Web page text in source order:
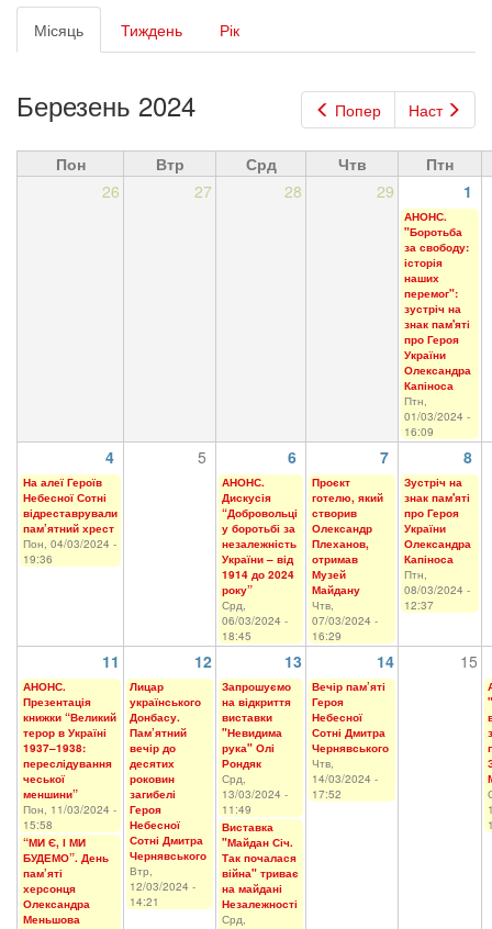
Первинні
вкладки
Місяць (активна
вкладка)
Тиждень Рік
Попер Наст
Березень 2024
Пон Втр Срд Чтв
Птн
26
27 28 29 1
АНОНС.
"Боротьба
за свободу:
історія
наших
перемог":
зустріч на
знак пам'яті
про Героя
України
Олександра
Капіноса
Птн,
01/03/2024 -
16:09
4 5 6 7 8
На алеї Героїв
Небесної Сотні
відреставрували
пам’ятний хрест
Пон, 04/03/2024 -
19:36
АНОНС.
Дискусія
“Добровольці
у боротьбі за
незалежність
України – від
1914 до 2024
року”
Срд,
06/03/2024 -
18:45
Проєкт
готелю, який
створив
Олександр
Плеханов,
отримав
Музей
Майдану
Чтв,
07/03/2024 -
16:29
Зустріч на
знак пам'яті
про Героя
України
Олександра
Капіноса
Птн,
08/03/2024 -
12:37
11 12 13 14 15
АНОНС.
Презентація
книжки “Великий
терор в Україні
1937–1938:
переслідування
чеської
меншини”
Пон, 11/03/2024 -
15:58
“МИ Є, І МИ
БУДЕМО”. День
пам’яті
херсонця
Олександра
Меньшова
Лицар
українського
Донбасу.
Пам’ятний
вечір до
десятих
роковин
загибелі
Героя
Небесної
Сотні Дмитра
Чернявського
Втр,
12/03/2024 -
14:21
Запрошуємо
на відкриття
виставки
"Невидима
рука" Олі
Рондяк
Срд,
13/03/2024 -
11:49
Виставка
"Майдан Січ.
Так почалася
війна" триває
на майдані
Незалежності
Срд,
Вечір пам’яті
Героя
Небесної
Сотні Дмитра
Чернявського
Чтв,
14/03/2024 -
17:52